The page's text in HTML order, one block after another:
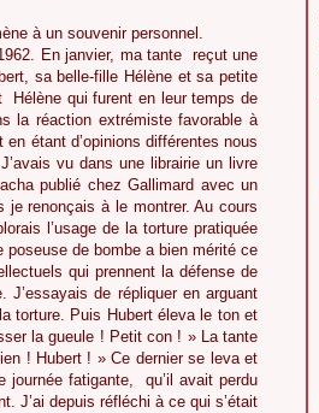
à un souvenir personnel.
En janvier, ma tante
reçut une
sa belle-fille Hélène et sa petite
Hélène qui furent en leur temps de
la réaction extrémiste favorable à
étant d’opinions différentes nous
vu dans une librairie un livre
publié chez Gallimard avec un
renonçais à le montrer. Au cours
l’usage de la torture pratiquée
poseuse de bombe a bien mérité ce
qui prennent la défense de
de répliquer en arguant
torture. Puis Hubert éleva le ton et
la gueule ! Petit con ! » La tante
! Hubert ! » Ce dernier se leva et
journée fatigante,
qu’il avait perdu
J’ai depuis réfléchi à ce qui s’était